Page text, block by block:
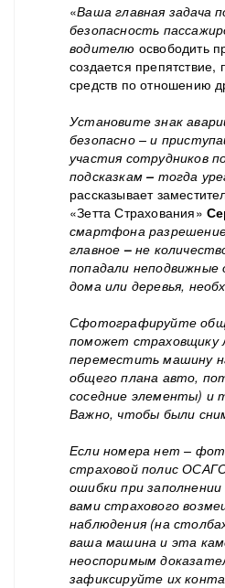
«Ваша главная задача
безопасность
водителю освободить
создается
средств по отношению
Установите знак
безопасно – и
участия сотрудников
подсказкам– тогда
рассказывает
«Зетта Страхования»
смартфона
главное–не
попадали
дома или деревья,
Сфотографируйте
поможет
переместить машину
общего плана авто,
соседние элементы) и
Важно, чтобы были
Если номера нет –
страховой полис
ошибки при
вами страхового
наблюдения (на
ваша машина и эта
неоспоримым
зафиксируйте их